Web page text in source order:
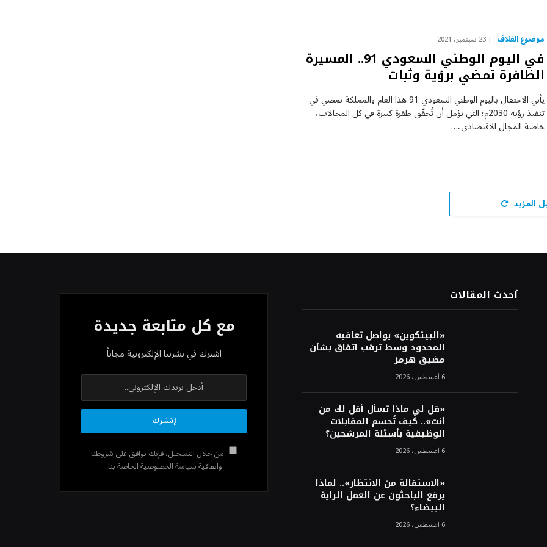
موضوع الغلاف 23 سبتمبر، 2021
في اليوم الوطني السعودي 91.. المسيرة
الظافرة تمضي برؤية وثبات
يأتي الاحتفال باليوم الوطني السعودي 91 هذا العام والمملكة تمضي في
تنفيذ رؤية 2030م؛ التي يؤمل أن تُحقّق طفرة كبيرة في كل المجالات،
خاصة المجال الاقتصادي،…
المزيد
أحدث المقالات
«البيتكوين» يواصل تعافيه
المحدود وسط ترقب اتفاق بشأن
مضيق هرمز
6 أغسطس، 2026
«قل لي ماذا تسأل أقل لك من
أنت».. كيف تُحسم المقابلات
الوظيفية بأسئلة المرشحين؟
6 أغسطس، 2026
«الاستقالة من الانتظار».. لماذا
يرفع الباحثون عن العمل الراية
البيضاء؟
6 أغسطس، 2026
مع كل متابعة جديدة
اشترك في نشرتنا الإلكترونية مجاناً
من خلال التسجيل، فإنك توافق على شروطنا
واتفاقية سياسة الخصوصية الخاصة بنا.